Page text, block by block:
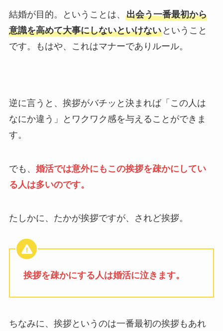
結婚が目的。ということは、 出会う一番最初から
意識を高めて大事にしないといけないということ
です。もはや、これはマナーでありルール。
逆に言うと、挨拶がバチッと決まれば「この人は
なにか違う」とワクワク感を与えることができま
す。
でも、 婚活では意外にもこの挨拶を疎かにしてい
る人は多いのです。
たしかに、たかが挨拶ですが、されど挨拶。
挨拶を疎かにする人は婚活に泣きます。
ちなみに、挨拶というのは一番最初の挨拶もあれ